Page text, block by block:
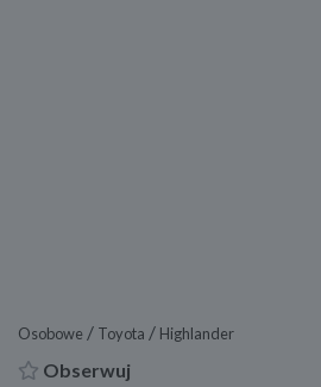
Osobowe / Toyota / Highlander
Obserwuj